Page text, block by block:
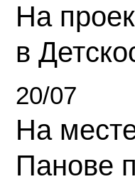
На
в
20/07
На
Панове